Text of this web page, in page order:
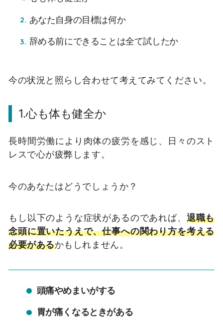
あなた自身の目標は何か
辞める前にできることは全て試したか
今の状況と照らし合わせて考えてみてください。
1.心も体も健全か
長時間労働により肉体の疲労を感じ、日々のスト
レスで心が疲弊します。
今のあなたはどうでしょうか？
もし以下のような症状があるのであれば、 退職も
念頭に置いたうえで、仕事への関わり方を考える
必要があるかもしれません。
頭痛やめまいがする
胃が痛くなるときがある